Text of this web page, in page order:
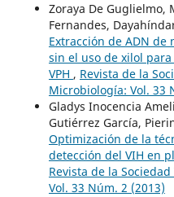
Zoraya De Guglielmo,
Fernandes,
Extracción de ADN
sin el uso de xilol
VPH , Revista de la
Microbiología: Vol. 33
Gladys Inocencia
Gutiérrez García,
Optimización de la
detección del VIH en
Revista de la
Vol. 33 Núm. 2 (2013)